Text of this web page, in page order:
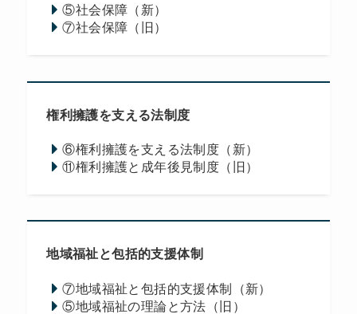
⑤社会保障（新）
⑦社会保障（旧）
権利擁護を支える法制度
⑥権利擁護を支える法制度（新）
⑪権利擁護と成年後見制度（旧）
地域福祉と包括的支援体制
⑦地域福祉と包括的支援体制（新）
⑤地域福祉の理論と方法（旧）